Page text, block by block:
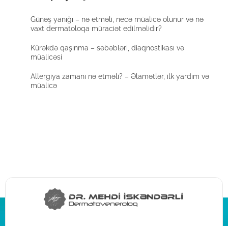
Günəş yanığı – nə etməli, necə müalicə olunur və nə
vaxt dermatoloqa müraciət edilməlidir?
Kürəkdə qaşınma – səbəbləri, diaqnostikası və
müalicəsi
Allergiya zamanı nə etməli? – Əlamətlər, ilk yardım və
müalicə